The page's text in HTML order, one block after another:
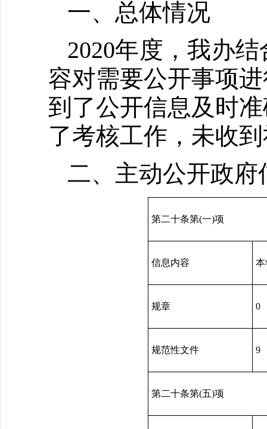
一、总体情况
2020年度，我办
容对需要公开事项
到了公开信息及时
了考核工作，未收
二、主动公开政府
第二十条第(一)项
信息内容 本
规章 0
规范性文件 9
第二十条第(五)项